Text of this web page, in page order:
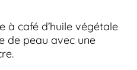
à café d’huile végétale
de peau avec une